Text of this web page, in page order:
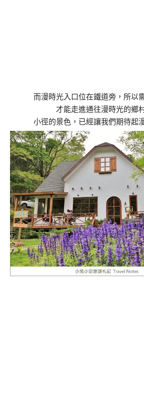
而漫時光入口位在鐵道旁，所以
才能走進通往漫時光的鄉
小徑的景色，已經讓我們期待起